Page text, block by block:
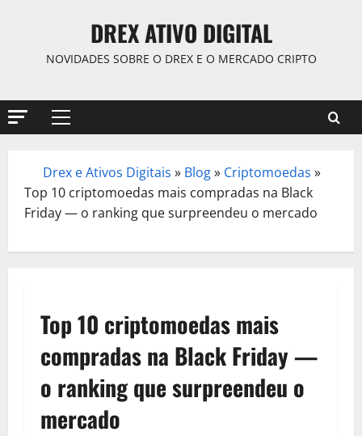
DREX ATIVO DIGITAL
NOVIDADES SOBRE O DREX E O MERCADO CRIPTO
Primary
Drex e Ativos Digitais » Blog» Criptomoedas »
Top 10 criptomoedas mais compradas na Black
Friday — o ranking que surpreendeu o mercado
Top 10 criptomoedas mais
compradas na Black Friday —
o ranking que surpreendeu o
mercado